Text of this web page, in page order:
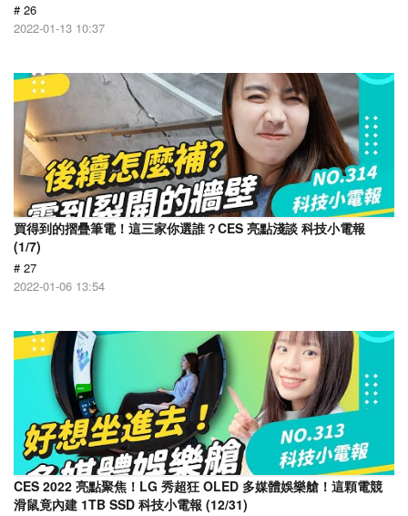
# 26
2022-01-13 10:37
買得到的摺疊筆電！這三家你選誰？CES 亮點淺談 科技小電報
(1/7)
# 27
2022-01-06 13:54
CES 2022 亮點聚焦！LG 秀超狂 OLED 多媒體娛樂艙！這顆電競
滑鼠竟內建 1TB SSD 科技小電報 (12/31)